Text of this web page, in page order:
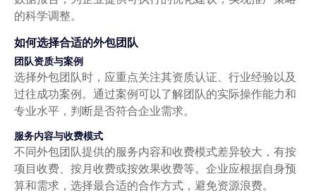
的科学调整。
如何选择合适的外包团队
团队资质与案例
选择外包团队时，应重点关注其资质认证、行业经验以及
过往成功案例。通过案例可以了解团队的实际操作能力和
专业水平，判断是否符合企业需求。
服务内容与收费模式
不同外包团队提供的服务内容和收费模式差异较大，有按
项目收费、按月收费或按效果收费等。企业应根据自身预
算和需求，选择最合适的合作方式，避免资源浪费。